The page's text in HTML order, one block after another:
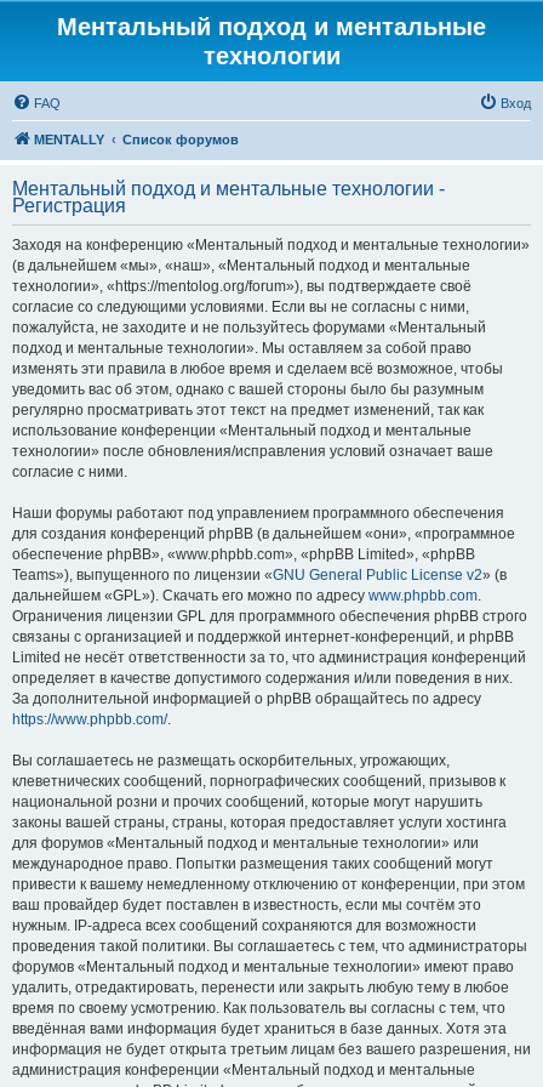
Ментальный подход и ментальные
технологии
FAQ Вход
MENTALLY Список форумов
Ментальный подход и ментальные технологии -
Регистрация
Заходя на конференцию «Ментальный подход и ментальные технологии»
(в дальнейшем «мы», «наш», «Ментальный подход и ментальные
технологии», «https://mentolog.org/forum»), вы подтверждаете своё
согласие со следующими условиями. Если вы не согласны с ними,
пожалуйста, не заходите и не пользуйтесь форумами «Ментальный
подход и ментальные технологии». Мы оставляем за собой право
изменять эти правила в любое время и сделаем всё возможное, чтобы
уведомить вас об этом, однако с вашей стороны было бы разумным
регулярно просматривать этот текст на предмет изменений, так как
использование конференции «Ментальный подход и ментальные
технологии» после обновления/исправления условий означает ваше
согласие с ними.
Наши форумы работают под управлением программного обеспечения
для создания конференций phpBB (в дальнейшем «они», «программное
обеспечение phpBB», «www.phpbb.com», «phpBB Limited», «phpBB
Teams»), выпущенного по лицензии «GNU General Public License v2» (в
дальнейшем «GPL»). Скачать его можно по адресу www.phpbb.com.
Ограничения лицензии GPL для программного обеспечения phpBB строго
связаны с организацией и поддержкой интернет-конференций, и phpBB
Limited не несёт ответственности за то, что администрация конференций
определяет в качестве допустимого содержания и/или поведения в них.
За дополнительной информацией о phpBB обращайтесь по адресу
https://www.phpbb.com/.
Вы соглашаетесь не размещать оскорбительных, угрожающих,
клеветнических сообщений, порнографических сообщений, призывов к
национальной розни и прочих сообщений, которые могут нарушить
законы вашей страны, страны, которая предоставляет услуги хостинга
для форумов «Ментальный подход и ментальные технологии» или
международное право. Попытки размещения таких сообщений могут
привести к вашему немедленному отключению от конференции, при этом
ваш провайдер будет поставлен в известность, если мы сочтём это
нужным. IP-адреса всех сообщений сохраняются для возможности
проведения такой политики. Вы соглашаетесь с тем, что администраторы
форумов «Ментальный подход и ментальные технологии» имеют право
удалить, отредактировать, перенести или закрыть любую тему в любое
время по своему усмотрению. Как пользователь вы согласны с тем, что
введённая вами информация будет храниться в базе данных. Хотя эта
информация не будет открыта третьим лицам без вашего разрешения, ни
администрация конференции «Ментальный подход и ментальные